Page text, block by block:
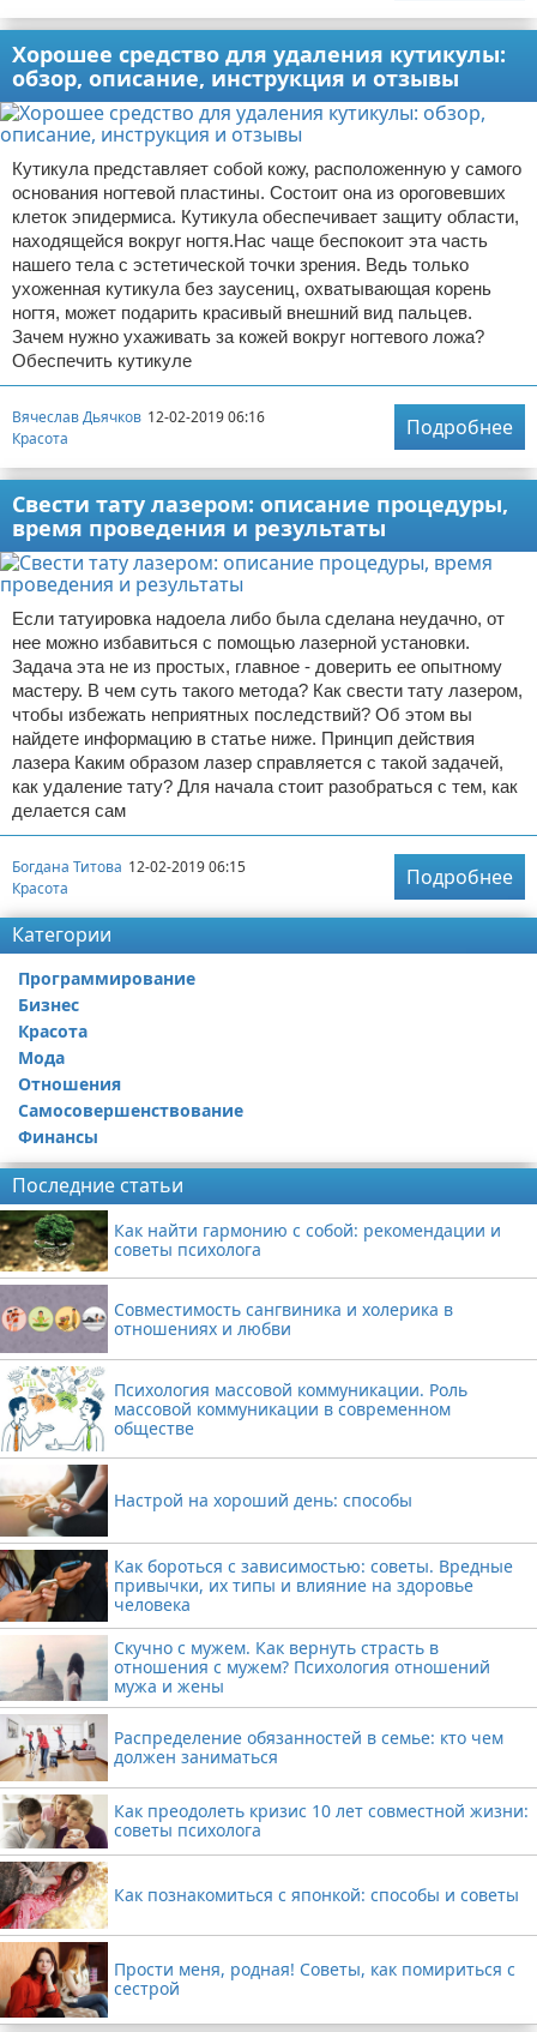
Хорошее средство для удаления кутикулы:
обзор, описание, инструкция и отзывы
Кутикула представляет собой кожу, расположенную у самого
основания ногтевой пластины. Состоит она из ороговевших
клеток эпидермиса. Кутикула обеспечивает защиту области,
находящейся вокруг ногтя.Нас чаще беспокоит эта часть
нашего тела с эстетической точки зрения. Ведь только
ухоженная кутикула без заусениц, охватывающая корень
ногтя, может подарить красивый внешний вид пальцев.
Зачем нужно ухаживать за кожей вокруг ногтевого ложа?
Обеспечить кутикуле
Вячеслав Дьячков 12-02-2019 06:16
Красота
Подробнее
Свести тату лазером: описание процедуры,
время проведения и результаты
Если татуировка надоела либо была сделана неудачно, от
нее можно избавиться с помощью лазерной установки.
Задача эта не из простых, главное - доверить ее опытному
мастеру. В чем суть такого метода? Как свести тату лазером,
чтобы избежать неприятных последствий? Об этом вы
найдете информацию в статье ниже. Принцип действия
лазера Каким образом лазер справляется с такой задачей,
как удаление тату? Для начала стоит разобраться с тем, как
делается сам
Богдана Титова 12-02-2019 06:15
Красота
Подробнее
Категории
Программирование
Бизнес
Красота
Мода
Отношения
Самосовершенствование
Финансы
Последние статьи
Как найти гармонию с собой: рекомендации и
советы психолога
Совместимость сангвиника и холерика в
отношениях и любви
Психология массовой коммуникации. Роль
массовой коммуникации в современном
обществе
Настрой на хороший день: способы
Как бороться с зависимостью: советы. Вредные
привычки, их типы и влияние на здоровье
человека
Скучно с мужем. Как вернуть страсть в
отношения с мужем? Психология отношений
мужа и жены
Распределение обязанностей в семье: кто чем
должен заниматься
Как преодолеть кризис 10 лет совместной жизни:
советы психолога
Как познакомиться с японкой: способы и советы
Прости меня, родная! Советы, как помириться с
сестрой